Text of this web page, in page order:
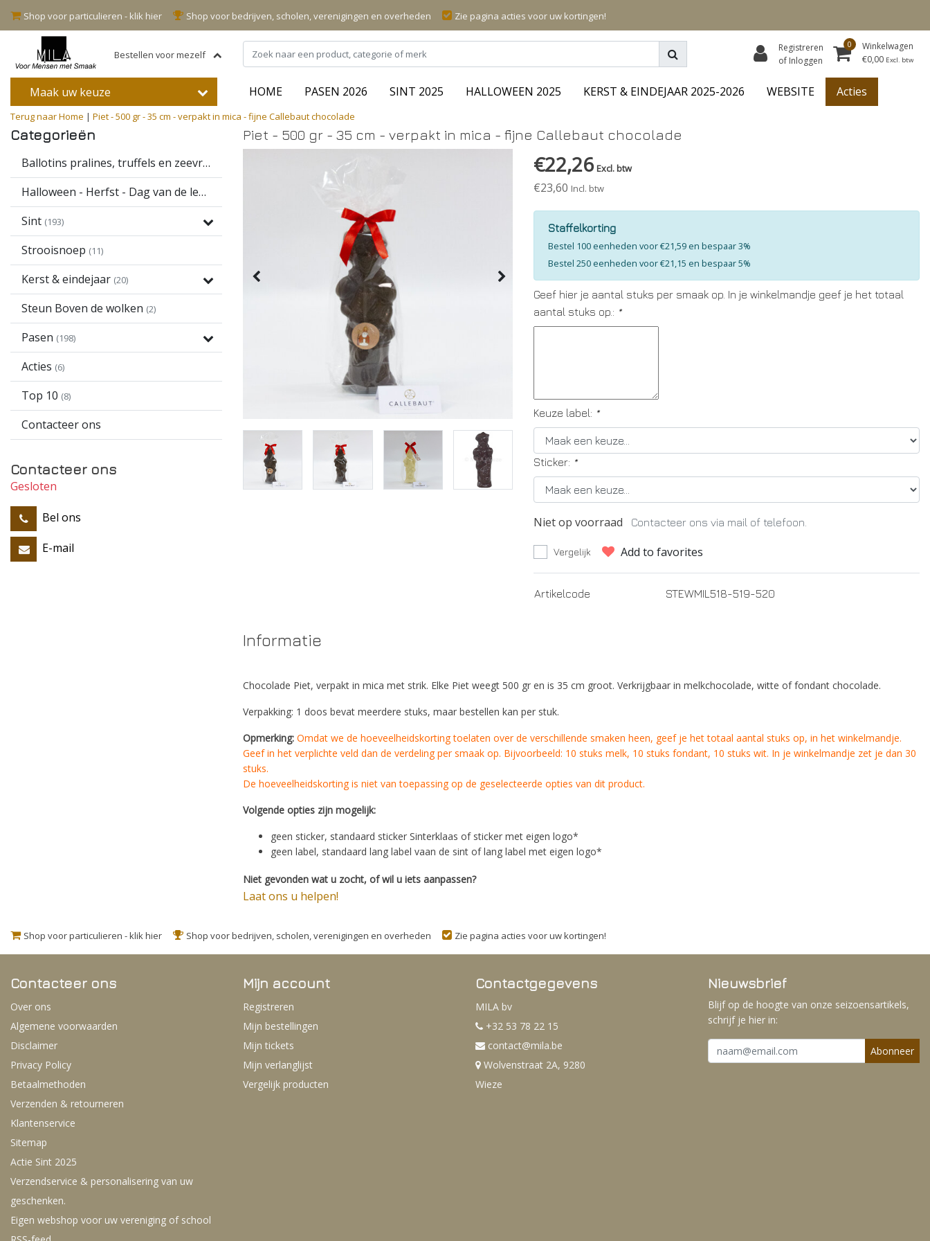
Shop voor particulieren - klik hier Shop voor bedrijven, scholen, verenigingen en overheden Zie pagina acties voor uw kortingen!
Bestellen voor mezelf
Registreren
of Inloggen
0
Winkelwagen
€0,00 Excl. btw
Maak uw keuze HOME PASEN 2026 SINT 2025 HALLOWEEN 2025 KERST & EINDEJAAR 2025-2026 WEBSITE Acties
Terug naar Home | Piet - 500 gr - 35 cm - verpakt in mica - fijne Callebaut chocolade
Categorieën
Ballotins pralines, truffels en zeevruchten
Halloween - Herfst - Dag van de leerkracht
Sint (193)
Strooisnoep (11)
Kerst & eindejaar (20)
Steun Boven de wolken (2)
Pasen (198)
Acties (6)
Top 10 (8)
Contacteer ons
Contacteer ons
Gesloten
Bel ons
E-mail
Piet - 500 gr - 35 cm - verpakt in mica - fijne Callebaut chocolade
€22,26 Excl. btw
€23,60 Incl. btw
Staffelkorting
Bestel 100 eenheden voor €21,59 en bespaar 3%
Bestel 250 eenheden voor €21,15 en bespaar 5%
Geef hier je aantal stuks per smaak op. In je winkelmandje geef je het totaal
aantal stuks op.: *
Keuze label: *
Sticker: *
Niet op voorraad Contacteer ons via mail of telefoon.
Vergelijk Add to favorites
Artikelcode STEWMIL518-519-520
Informatie
Chocolade Piet, verpakt in mica met strik. Elke Piet weegt 500 gr en is 35 cm groot. Verkrijgbaar in melkchocolade, witte of fondant chocolade.
Verpakking: 1 doos bevat meerdere stuks, maar bestellen kan per stuk.
Opmerking: Omdat we de hoeveelheidskorting toelaten over de verschillende smaken heen, geef je het totaal aantal stuks op, in het winkelmandje.
Geef in het verplichte veld dan de verdeling per smaak op. Bijvoorbeeld: 10 stuks melk, 10 stuks fondant, 10 stuks wit. In je winkelmandje zet je dan 30
stuks.
De hoeveelheidskorting is niet van toepassing op de geselecteerde opties van dit product.
Volgende opties zijn mogelijk:
geen sticker, standaard sticker Sinterklaas of sticker met eigen logo*
geen label, standaard lang label vaan de sint of lang label met eigen logo*
Niet gevonden wat u zocht, of wil u iets aanpassen?
Laat ons u helpen!
Shop voor particulieren - klik hier Shop voor bedrijven, scholen, verenigingen en overheden Zie pagina acties voor uw kortingen!
Contacteer ons
Over ons
Algemene voorwaarden
Disclaimer
Privacy Policy
Betaalmethoden
Verzenden & retourneren
Klantenservice
Sitemap
Actie Sint 2025
Verzendservice & personalisering van uw
geschenken.
Eigen webshop voor uw vereniging of school
Mijn account
Registreren
Mijn bestellingen
Mijn tickets
Mijn verlanglijst
Vergelijk producten
Contactgegevens
MILA bv
+32 53 78 22 15
contact@mila.be
Wolvenstraat 2A, 9280
Wieze
Nieuwsbrief
Blijf op de hoogte van onze seizoensartikels,
schrijf je hier in:
Abonneer